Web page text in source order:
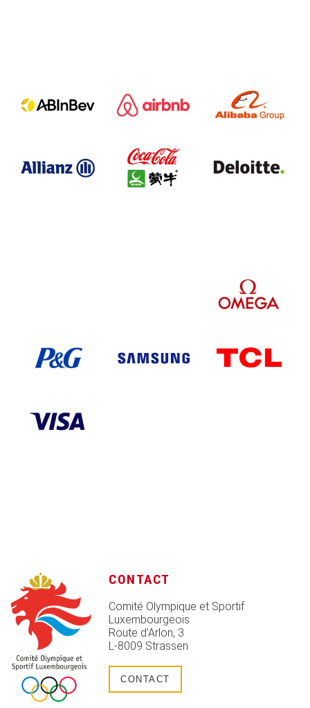
CONTACT
Comité Olympique et Sportif
Luxembourgeois
Route d’Arlon, 3
L-8009 Strassen
CONTACT